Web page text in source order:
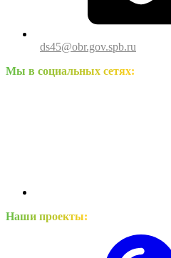
ds45@obr.gov.spb.ru
Мы в социальных сетях:
Наши проекты: